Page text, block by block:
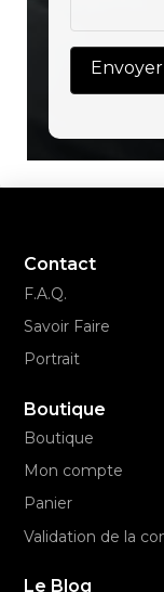
Contact
F.A.Q.
Savoir Faire
Portrait
Boutique
Boutique
Mon compte
Panier
Validation de la
Le Blog